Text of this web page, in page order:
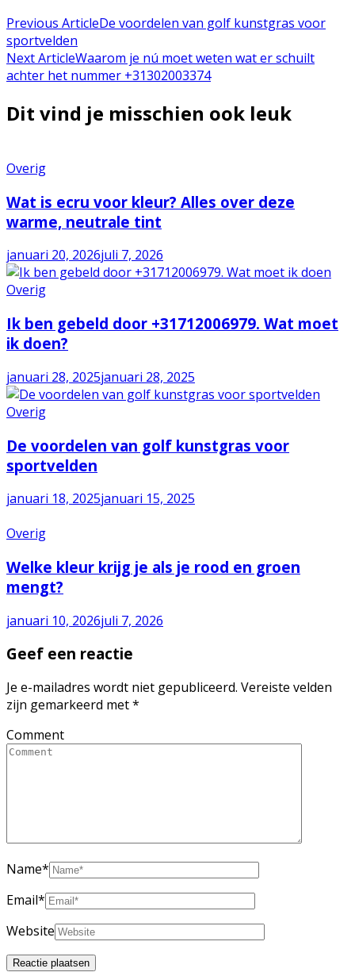
Previous ArticleDe voordelen van golf kunstgras voor
sportvelden
Next ArticleWaarom je nú moet weten wat er schuilt
achter het nummer +31302003374
Dit vind je misschien ook leuk
Overig
Wat is ecru voor kleur? Alles over deze
warme, neutrale tint
januari 20, 2026juli 7, 2026
Overig
Ik ben gebeld door +31712006979. Wat moet
ik doen?
januari 28, 2025januari 28, 2025
Overig
De voordelen van golf kunstgras voor
sportvelden
januari 18, 2025januari 15, 2025
Overig
Welke kleur krijg je als je rood en groen
mengt?
januari 10, 2026juli 7, 2026
Geef een reactie
Je e-mailadres wordt niet gepubliceerd. Vereiste velden
zijn gemarkeerd met*
Comment
Name*
Email*
Website